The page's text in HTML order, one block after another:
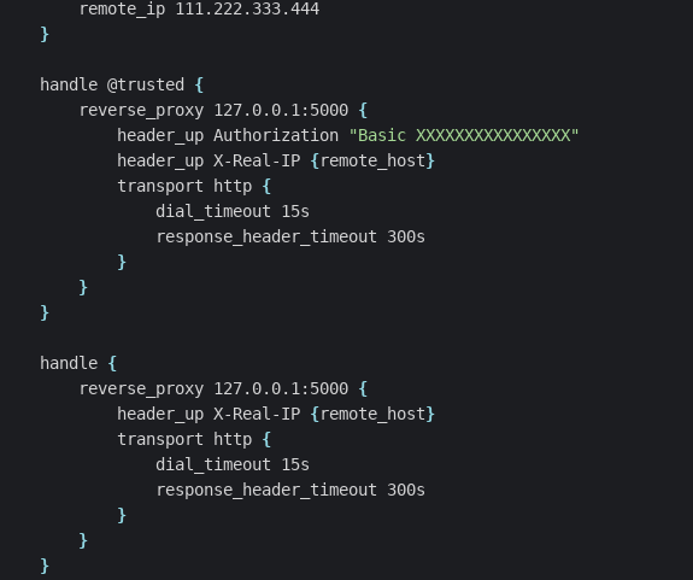
}
    handle @trusted
{
        reverse_proxy 127.0.0.1:5000
{
            header_up Authorization
"Basic XXXXXXXXXXXXXXXX"
            header_up X-Real-IP
{remote_host}
            transport http
{
}
}
}
    handle
{
        reverse_proxy 127.0.0.1:5000
{
            header_up X-Real-IP
{remote_host}
            transport http
{
}
}
}